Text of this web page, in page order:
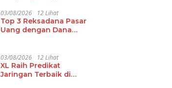
Basyid Fajar Baru
Lamsel
03/08/2026 12 Lihat
Top 3 Reksadana Pasar
Uang dengan Dana
03/08/2026 12 Lihat
XL Raih Predikat
Jaringan Terbaik di